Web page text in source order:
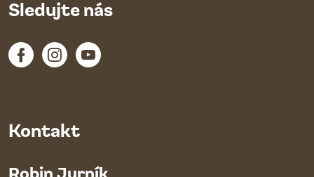
Kontakt
Robin Jurník
Sledujte nás